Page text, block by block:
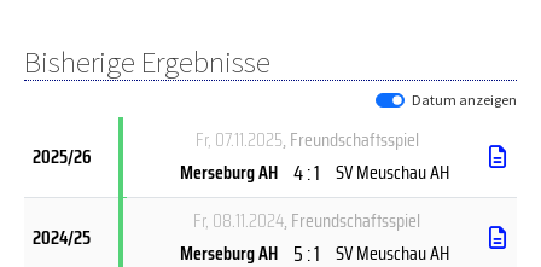
Bisherige Ergebnisse
Datum anzeigen
2025/26
Fr, 07.11.2025, Freundschaftsspiel
Merseburg AH 4 : 1 SV Meuschau AH
2024/25
Fr, 08.11.2024, Freundschaftsspiel
Merseburg AH 5 : 1 SV Meuschau AH